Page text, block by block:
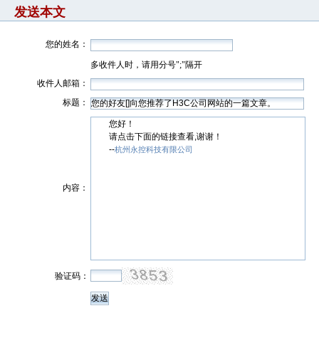
发送本文
您的姓名：
多收件人时，请用分号";"隔开
收件人邮箱：
标题：
内容：
您好！
请点击下面的链接查看,谢谢！
--杭州永控科技有限公司
验证码：